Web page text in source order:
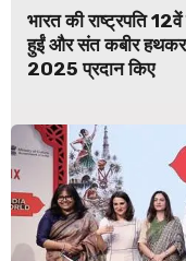
भारत की राष्ट्रपति
हुईं और संत कबीर
2025 प्रदान किए